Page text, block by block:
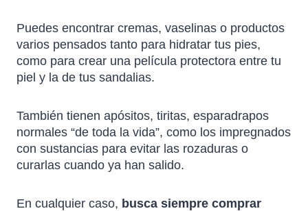
Puedes encontrar cremas, vaselinas o productos
varios pensados tanto para hidratar tus pies,
como para crear una película protectora entre tu
piel y la de tus sandalias.
También tienen apósitos, tiritas, esparadrapos
normales “de toda la vida”, como los impregnados
con sustancias para evitar las rozaduras o
curarlas cuando ya han salido.
En cualquier caso, busca siempre comprar